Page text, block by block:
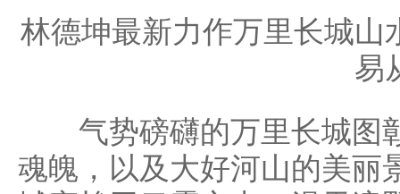
林德坤最新力作万里长城山
易
气势磅礴的万里长城图
魂魄，以及大好河山的美丽